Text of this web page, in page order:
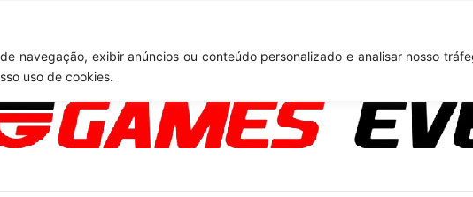
navegação, exibir anúncios ou conteúdo personalizado e analisar nosso
uso de cookies.